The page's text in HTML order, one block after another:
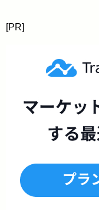
[PR]